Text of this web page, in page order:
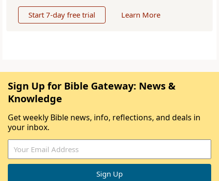
Start 7-day free trial Learn More
Sign Up for Bible Gateway: News &
Knowledge
Get weekly Bible news, info, reflections, and deals in
your inbox.